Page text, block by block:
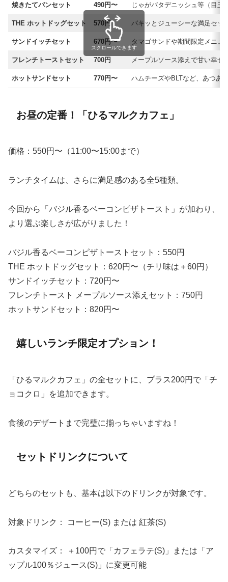
焼きたてパンセット 490円〜 じゃがバタデニッシュ等（目玉
THE ホットドッグセット 570円 パキッとジューシーな満足セッ
サンドイッチセット 670円〜 タマゴサンドや期間限定メニュ
フレンチトーストセット 700円 メープルソース添えで甘い幸せ
ホットサンドセット 770円〜 ハムチーズやBLTなど、あつあ
スクロールできます
お昼の定番！「ひるマルクカフェ」
価格：550円〜（11:00〜15:00まで）
ランチタイムは、さらに満足感のある全5種類。
今回から「バジル香るベーコンピザトースト」が加わり、
より選ぶ楽しさが広がりました！
バジル香るベーコンピザトーストセット：550円
THE ホットドッグセット：620円〜（チリ味は＋60円）
サンドイッチセット：720円〜
フレンチトースト メープルソース添えセット：750円
ホットサンドセット：820円〜
嬉しいランチ限定オプション！
「ひるマルクカフェ」の全セットに、プラス200円で「チ
ョコクロ」を追加できます。
食後のデザートまで完璧に揃っちゃいますね！
セットドリンクについて
どちらのセットも、基本は以下のドリンクが対象です。
対象ドリンク： コーヒー(S) または 紅茶(S)
カスタマイズ： ＋100円で「カフェラテ(S)」または「ア
ップル100％ジュース(S)」に変更可能